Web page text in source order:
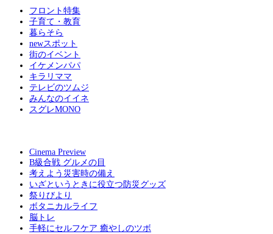
フロント特集
子育て・教育
暮らそら
newスポット
街のイベント
イケメンパパ
キラリママ
テレビのツムジ
みんなのイイネ
スグレMONO
Cinema Preview
B級合戦 グルメの目
考えよう災害時の備え
いざというときに役立つ防災グッズ
祭りびより
ボタニカルライフ
脳トレ
手軽にセルフケア 癒やしのツボ